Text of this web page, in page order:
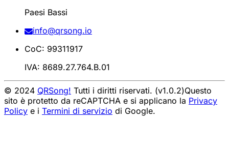
Paesi Bassi
info@qrsong.io
CoC: 99311917
IVA: 8689.27.764.B.01
© 2024 QRSong! Tutti i diritti riservati. (v1.0.2)Questo
sito è protetto da reCAPTCHA e si applicano la Privacy
Policy e i Termini di servizio di Google.